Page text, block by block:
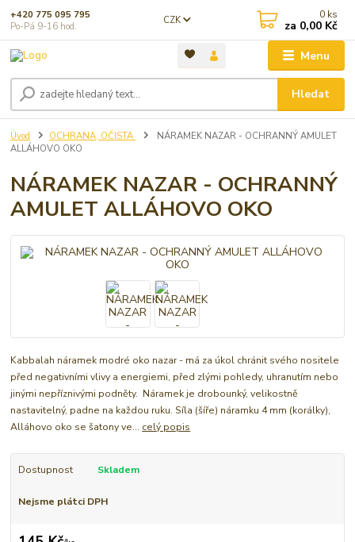
Menu
CZK
Hledat
+420 775 095 795
Po-Pá 9-16 hod.
0 ks
za 0,00 Kč
Úvod OCHRANA, OČISTA
NÁRAMEK NAZAR - OCHRANNÝ AMULET
ALLÁHOVO OKO
NÁRAMEK NAZAR - OCHRANNÝ
AMULET ALLÁHOVO OKO
Kabbalah náramek modré oko nazar - má za úkol chránit svého nositele
před negativními vlivy a energiemi, před zlými pohledy, uhranutím nebo
jinými nepříznivými podněty. Náramek je drobounký, velikostně
nastavitelný, padne na každou ruku. Síla (šíře) náramku 4 mm (korálky),
Alláhovo oko se šatony ve... celý popis
Dostupnost Skladem
Nejsme plátci DPH